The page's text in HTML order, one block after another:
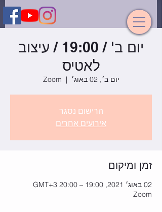
יום ב' / 19:00 / עיצוב
לאטיס
יום ב׳, 02 באוג׳
  |
Zoom
הרישום נסגר
אירועים אחרים
זמן ומיקום
02 באוג׳ 2021, 19:00 – 20:00 GMT‎+3‎
Zoom